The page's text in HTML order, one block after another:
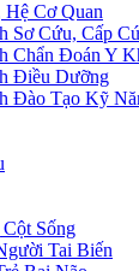
Hệ Cơ Quan
Sơ Cứu, Cấp
Chẩn Đoán Y
Điều Dưỡng
Đào Tạo Kỹ
Sống
Tai Biến